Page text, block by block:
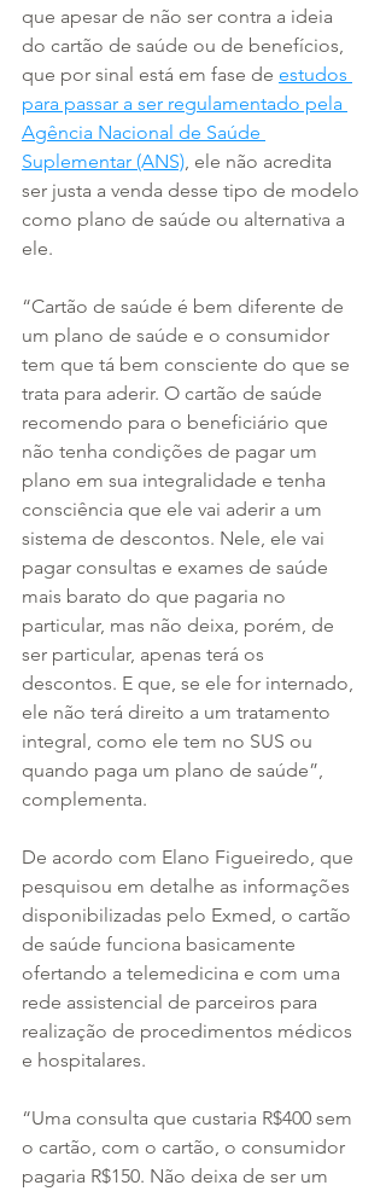
que apesar de não ser contra a ideia
do cartão de saúde ou de benefícios,
que por sinal está em fase de estudos
para passar a ser regulamentado pela
Agência Nacional de Saúde
Suplementar (ANS) , ele não acredita
ser justa a venda desse tipo de modelo
como plano de saúde ou alternativa a
ele.
“Cartão de saúde é bem diferente de
um plano de saúde e o consumidor
tem que tá bem consciente do que se
trata para aderir. O cartão de saúde
recomendo para o beneficiário que
não tenha condições de pagar um
plano em sua integralidade e tenha
consciência que ele vai aderir a um
sistema de descontos. Nele, ele vai
pagar consultas e exames de saúde
mais barato do que pagaria no
particular, mas não deixa, porém, de
ser particular, apenas terá os
descontos. E que, se ele for internado,
ele não terá direito a um tratamento
integral, como ele tem no SUS ou
quando paga um plano de saúde”,
complementa.
De acordo com Elano Figueiredo, que
pesquisou em detalhe as informações
disponibilizadas pelo Exmed, o cartão
de saúde funciona basicamente
ofertando a telemedicina e com uma
rede assistencial de parceiros para
realização de procedimentos médicos
e hospitalares.
“Uma consulta que custaria R$400 sem
o cartão, com o cartão, o consumidor
pagaria R$150. Não deixa de ser um